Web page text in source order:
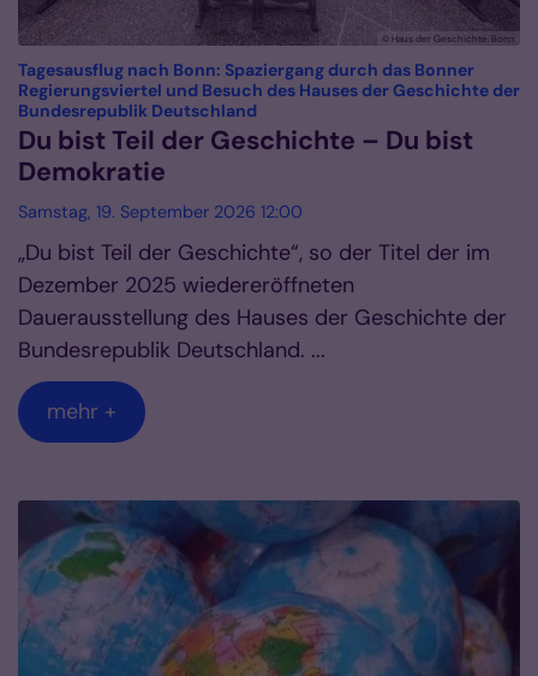
© Haus der Geschichte, Bonn
Tagesausflug nach Bonn: Spaziergang durch das Bonner
Regierungsviertel und Besuch des Hauses der Geschichte der
Bundesrepublik Deutschland
Du bist Teil der Geschichte – Du bist
Demokratie
Samstag, 19. September 2026 12:00
„Du bist Teil der Geschichte“, so der Titel der im
Dezember 2025 wiedereröffneten
Dauerausstellung des Hauses der Geschichte der
Bundesrepublik Deutschland. ...
mehr +